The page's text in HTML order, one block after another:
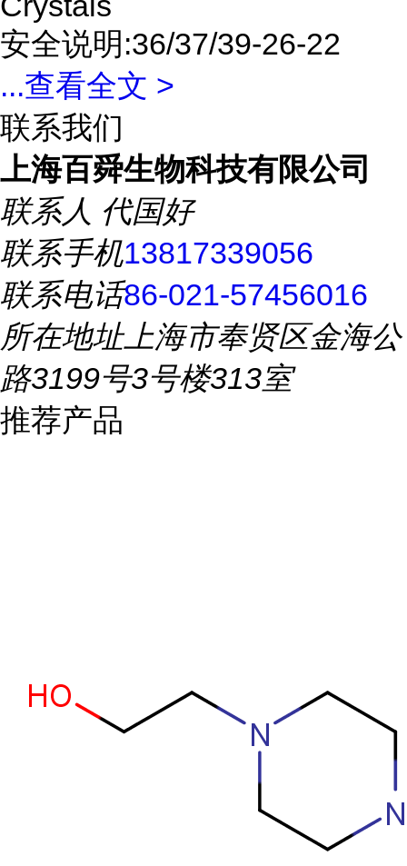
安全说明:36/37/39-26-22
...查看全文 >
联系我们
上海百舜生物科技有限公司
联系人 代国好
联系手机13817339056
联系电话86-021-57456016
所在地址上海市奉贤区金海公
路3199号3号楼313室
推荐产品